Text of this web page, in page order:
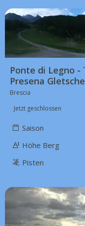
Ponte di Legno -
Presena
Brescia
Jetzt geschlossen
Saison
Höhe Berg
Pisten